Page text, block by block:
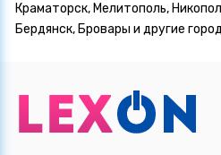
Краматорск, Мелитополь,
Бердянск, Бровары и другие